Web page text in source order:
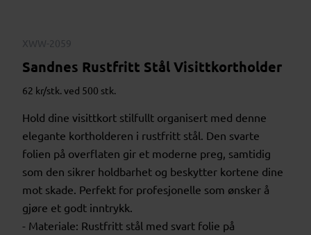
XWW-2059
Sandnes Rustfritt Stål Visittkortholder
62 kr/stk. ved 500 stk.
Hold dine visittkort stilfullt organisert med denne
elegante kortholderen i rustfritt stål. Den svarte
folien på overflaten gir et moderne preg, samtidig
som den sikrer holdbarhet og beskytter kortene dine
mot skade. Perfekt for profesjonelle som ønsker å
gjøre et godt inntrykk.
- Materiale: Rustfritt stål med svart folie på